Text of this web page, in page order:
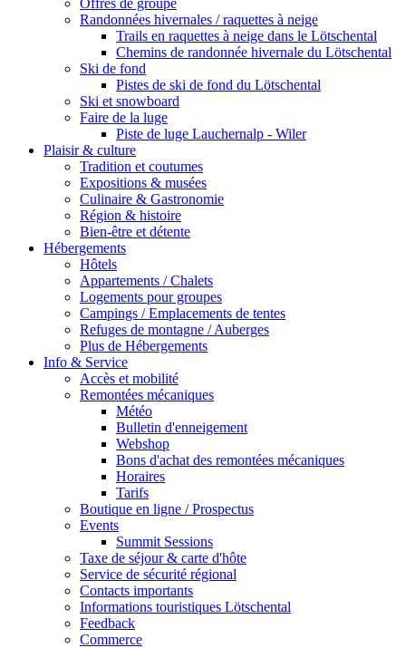
Offres de groupe
Randonnées hivernales / raquettes à neige
Trails en raquettes à neige dans le Lötschental
Chemins de randonnée hivernale du Lötschental
Ski de fond
Pistes de ski de fond du Lötschental
Ski et snowboard
Faire de la luge
Piste de luge Lauchernalp - Wiler
Plaisir & culture
Tradition et coutumes
Expositions & musées
Culinaire & Gastronomie
Région & histoire
Bien-être et détente
Hébergements
Hôtels
Appartements / Chalets
Logements pour groupes
Campings / Emplacements de tentes
Refuges de montagne / Auberges
Plus de Hébergements
Info & Service
Accès et mobilité
Remontées mécaniques
Météo
Bulletin d'enneigement
Webshop
Bons d'achat des remontées mécaniques
Horaires
Tarifs
Boutique en ligne / Prospectus
Events
Summit Sessions
Taxe de séjour & carte d'hôte
Service de sécurité régional
Contacts importants
Informations touristiques Lötschental
Feedback
Commerce